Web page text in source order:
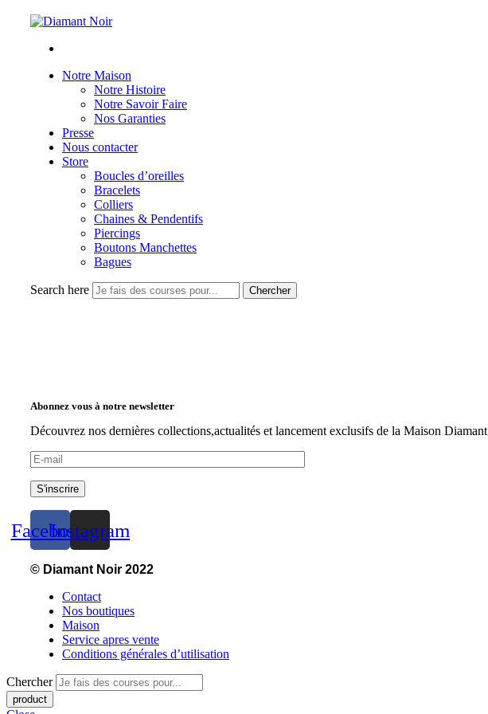
Notre Maison
Notre Histoire
Notre Savoir Faire
Nos Garanties
Presse
Nous contacter
Store
Boucles d’oreilles
Bracelets
Colliers
Chaines & Pendentifs
Piercings
Boutons Manchettes
Bagues
Search here Chercher
Abonnez vous à notre newsletter
Découvrez nos dernières collections,actualités et lancement exclusifs de la Maison
S'inscrire
FacebookInstagram
© Diamant Noir 2022
Contact
Nos boutiques
Maison
Service apres vente
Conditions générales d’utilisation
Chercher